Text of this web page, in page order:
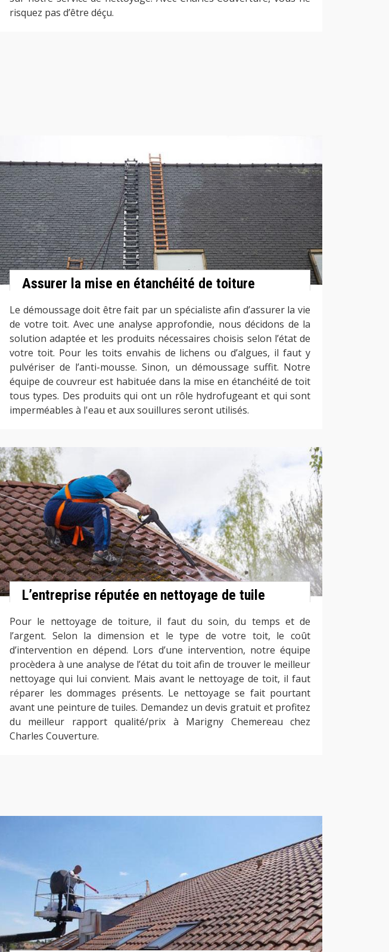
risquez pas d’être déçu.
Assurer la mise en étanchéité de toiture
Le démoussage doit être fait par un spécialiste afin d’assurer la vie
de votre toit. Avec une analyse approfondie, nous décidons de la
solution adaptée et les produits nécessaires choisis selon l’état de
votre toit. Pour les toits envahis de lichens ou d’algues, il faut y
pulvériser de l’anti-mousse. Sinon, un démoussage suffit. Notre
équipe de couvreur est habituée dans la mise en étanchéité de toit
tous types. Des produits qui ont un rôle hydrofugeant et qui sont
imperméables à l'eau et aux souillures seront utilisés.
L’entreprise réputée en nettoyage de tuile
Pour le nettoyage de toiture, il faut du soin, du temps et de
l’argent. Selon la dimension et le type de votre toit, le coût
d’intervention en dépend. Lors d’une intervention, notre équipe
procèdera à une analyse de l’état du toit afin de trouver le meilleur
nettoyage qui lui convient. Mais avant le nettoyage de toit, il faut
réparer les dommages présents. Le nettoyage se fait pourtant
avant une peinture de tuiles. Demandez un devis gratuit et profitez
du meilleur rapport qualité/prix à Marigny Chemereau chez
Charles Couverture.